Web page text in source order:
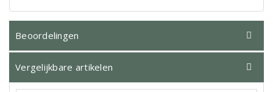
Beoordelingen
Vergelijkbare artikelen